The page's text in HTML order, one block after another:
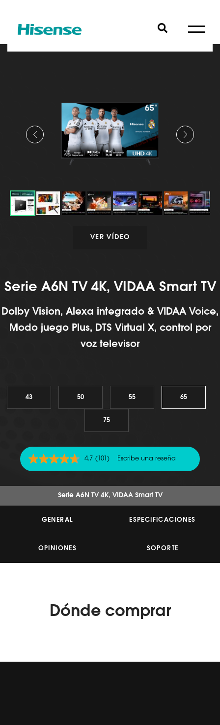
Serie A6N TV 4K, VIDAA Smart TV
43 50 55 65
75
Dolby Vision, Alexa integrado & VIDAA Voice,
Modo juego Plus, DTS Virtual X, control por
voz televisor
4.7
de
estrellas,
valoración.
Enlace
la
4.7 (101) Escribe una reseña
VER VÍDEO
Serie A6N TV 4K, VIDAA Smart TV
GENERAL ESPECIFICACIONES
OPINIONES SOPORTE
Dónde comprar